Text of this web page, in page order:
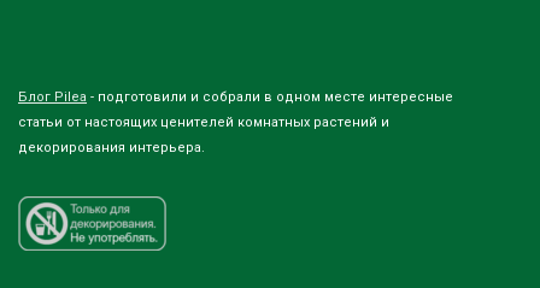
Блог Pilea - подготовили и собрали в одном месте интересные
статьи от настоящих ценителей комнатных растений и
декорирования интерьера.